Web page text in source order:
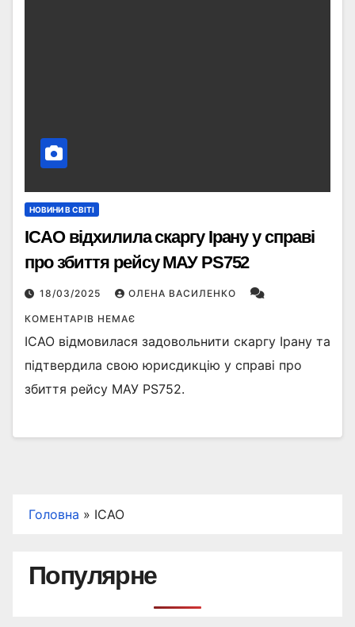
НОВИНИ В СВІТІ
ICAO відхилила скаргу Ірану у справі
про збиття рейсу МАУ PS752
18/03/2025 ОЛЕНА ВАСИЛЕНКО
КОМЕНТАРІВ НЕМАЄ
ICAO відмовилася задовольнити скаргу Ірану та
підтвердила свою юрисдикцію у справі про
збиття рейсу МАУ PS752.
Головна » ICAO
Популярне